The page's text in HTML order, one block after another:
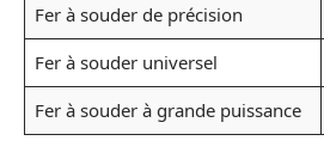
Fer à souder de précision
Fer à souder universel
Fer à souder à grande puissance